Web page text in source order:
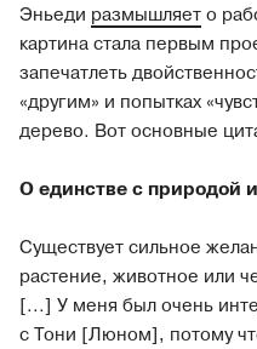
Эньеди размышляето
картина стала первым
запечатлеть
«другим» и попытках
дерево. Вот основные
О единстве с природой
Существует сильное
растение, животное или
[...] У меня был очень
с Тони [Люном], потому